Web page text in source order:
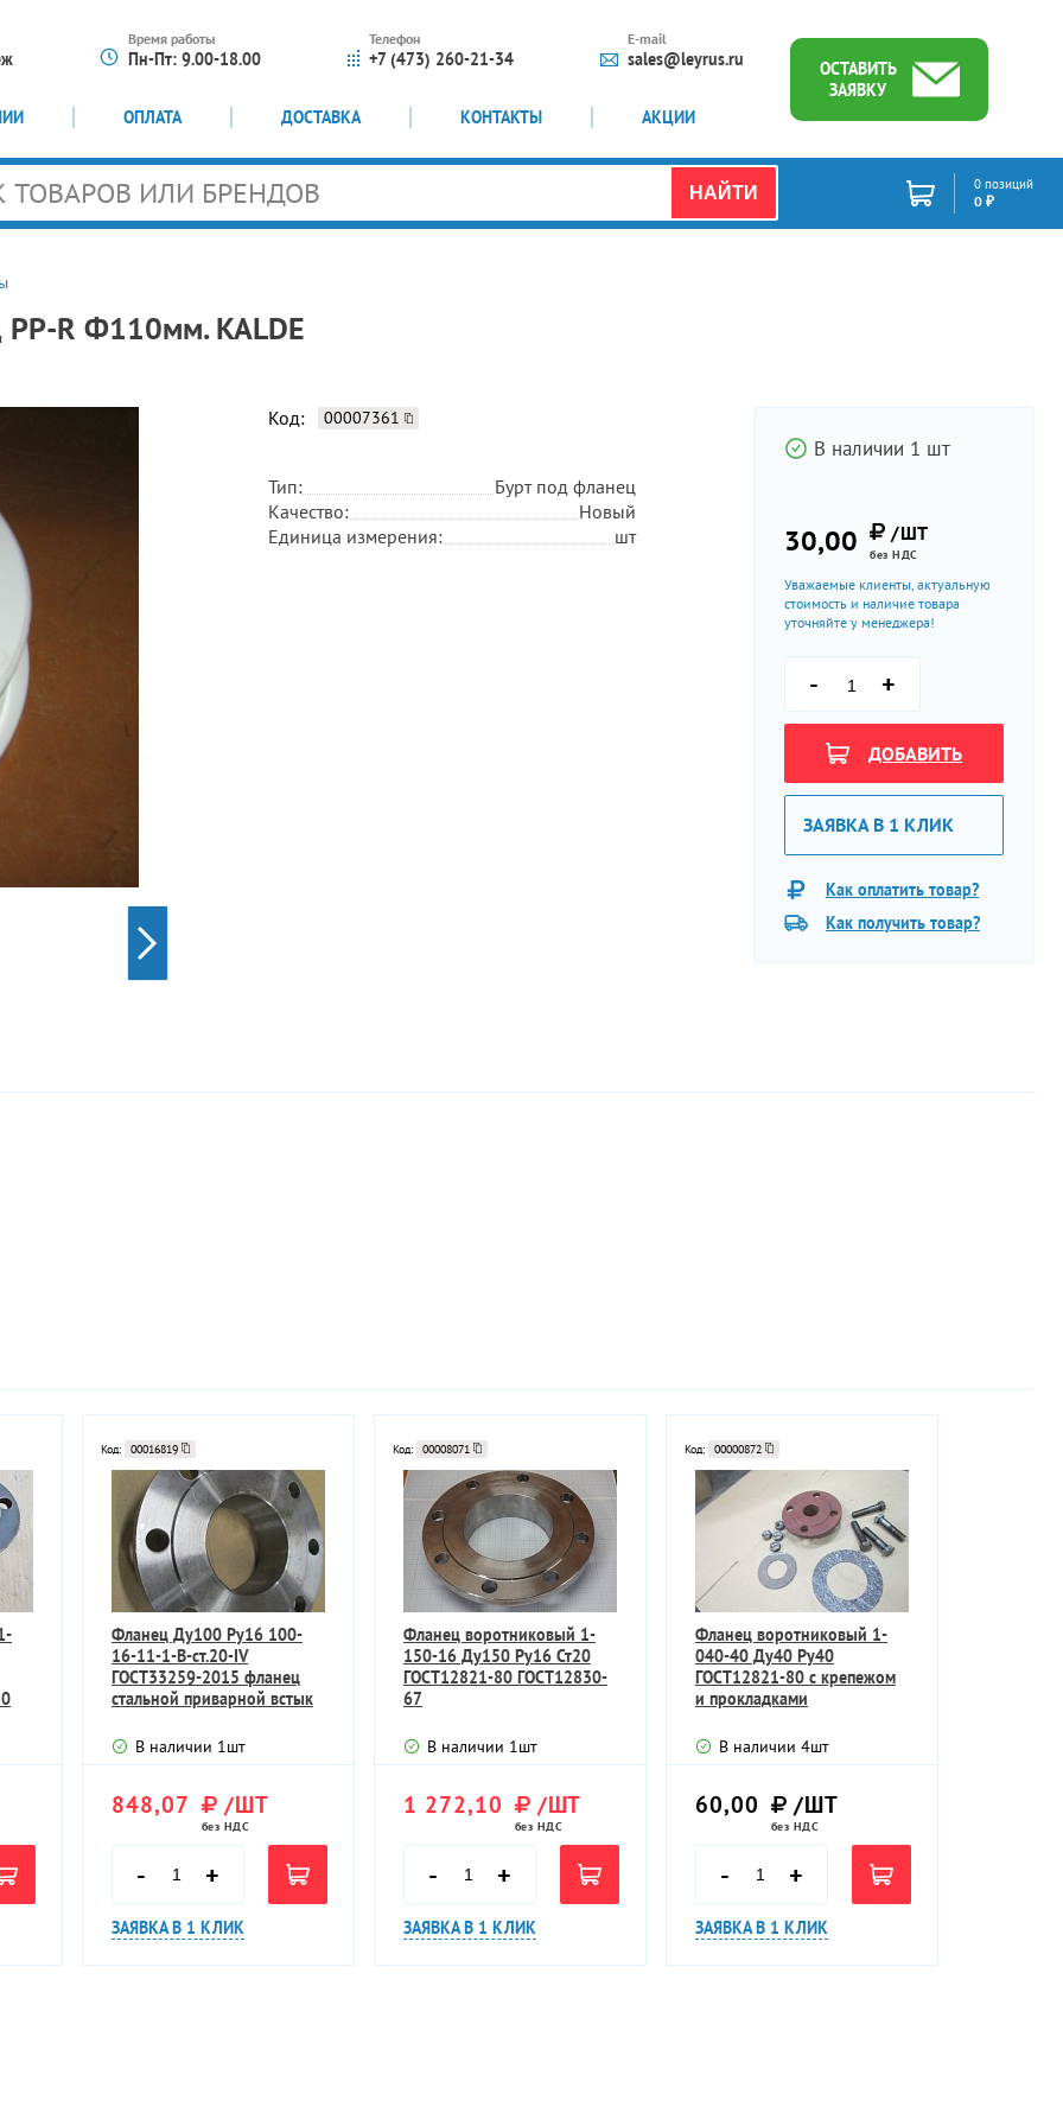
Время работы
Пн-Пт: 9.00-18.00
Телефон
+7 (473) 260-21-34
E-mail
sales@leyrus.ru
ОПЛАТА ДОСТАВКА КОНТАКТЫ АКЦИИ
ОСТАВИТЬ
ЗАЯВКУ
НАЙТИ 0 позиций
0 ₽
R Ф110мм. KALDE
Код: 00007361
Тип:
Бурт под фланец
Качество:
Новый
Единица измерения:
шт
В наличии 1 шт
30,00 /ШТ
без НДС
Уважаемые клиенты, актуальную
стоимость и наличие товара
уточняйте у менеджера!
- +
ДОБАВИТЬ
ЗАЯВКА В 1 КЛИК
Как оплатить товар?
Как получить товар?
Код: 00016819
Фланец Ду100 Ру16 100-
16-11-1-В-ст.20-IV
ГОСТ33259-2015 фланец
стальной приварной встык
В наличии 1шт
848,07 /ШТ
без НДС
- +
ЗАЯВКА В 1 КЛИК
Код: 00008071
Фланец воротниковый 1-
150-16 Ду150 Ру16 Ст20
ГОСТ12821-80 ГОСТ12830-
67
В наличии 1шт
1 272,10 /ШТ
без НДС
- +
ЗАЯВКА В 1 КЛИК
Код: 00000872
Фланец воротниковый 1-
040-40 Ду40 Pу40
ГОСТ12821-80 с крепежом
и прокладками
В наличии 4шт
60,00 /ШТ
без НДС
- +
ЗАЯВКА В 1 КЛИК